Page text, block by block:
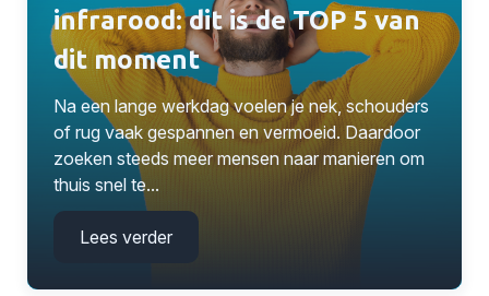
infrarood: dit is de TOP 5 van
dit moment
Na een lange werkdag voelen je nek, schouders
of rug vaak gespannen en vermoeid. Daardoor
zoeken steeds meer mensen naar manieren om
thuis snel te...
Lees verder